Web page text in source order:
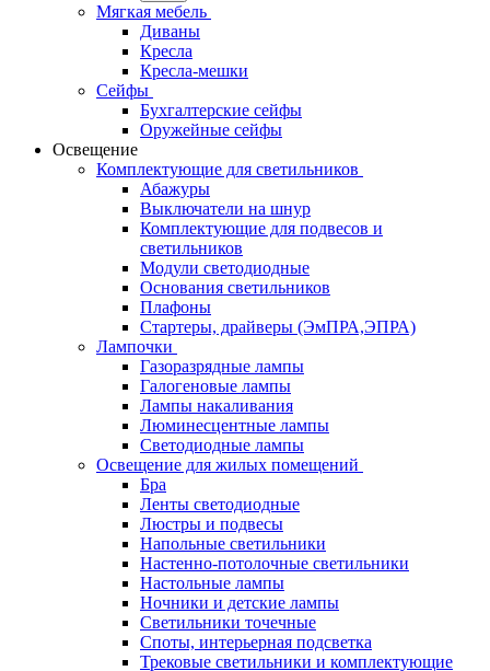
Мягкая мебель
Диваны
Кресла
Кресла-мешки
Сейфы
Бухгалтерские сейфы
Оружейные сейфы
Освещение
Комплектующие для светильников
Абажуры
Выключатели на шнур
Комплектующие для подвесов и
светильников
Модули светодиодные
Основания светильников
Плафоны
Стартеры, драйверы (ЭмПРА,ЭПРА)
Лампочки
Газоразрядные лампы
Галогеновые лампы
Лампы накаливания
Люминесцентные лампы
Светодиодные лампы
Освещение для жилых помещений
Бра
Ленты светодиодные
Люстры и подвесы
Напольные светильники
Настенно-потолочные светильники
Настольные лампы
Ночники и детские лампы
Светильники точечные
Споты, интерьерная подсветка
Трековые светильники и комплектующие